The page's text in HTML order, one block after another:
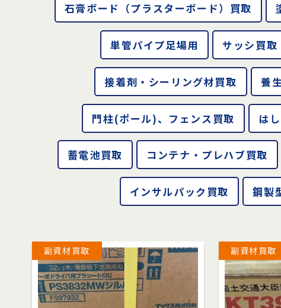
石膏ボード（プラスターボード）買取
単管パイプ足場用 サッシ買取
接着剤・シーリング材買取 養
門柱(ポール)、フェンス買取 は
蓄電池買取 コンテナ・プレハブ買取
インサルパック買取 鋼製
副資材買取 副資材買取